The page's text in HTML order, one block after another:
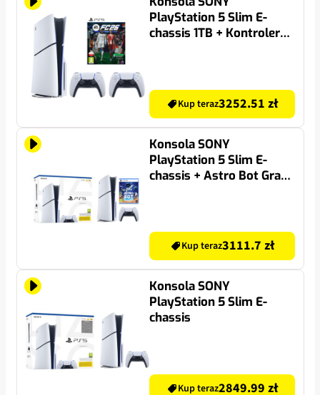
PlayStation 5 Slim E-
chassis 1TB + Kontroler
Kup teraz3252.51 zł
Konsola SONY
PlayStation 5 Slim E-
chassis + Astro Bot Gra
Kup teraz3111.7 zł
Konsola SONY
PlayStation 5 Slim E-
chassis
Kup teraz2849.99 zł